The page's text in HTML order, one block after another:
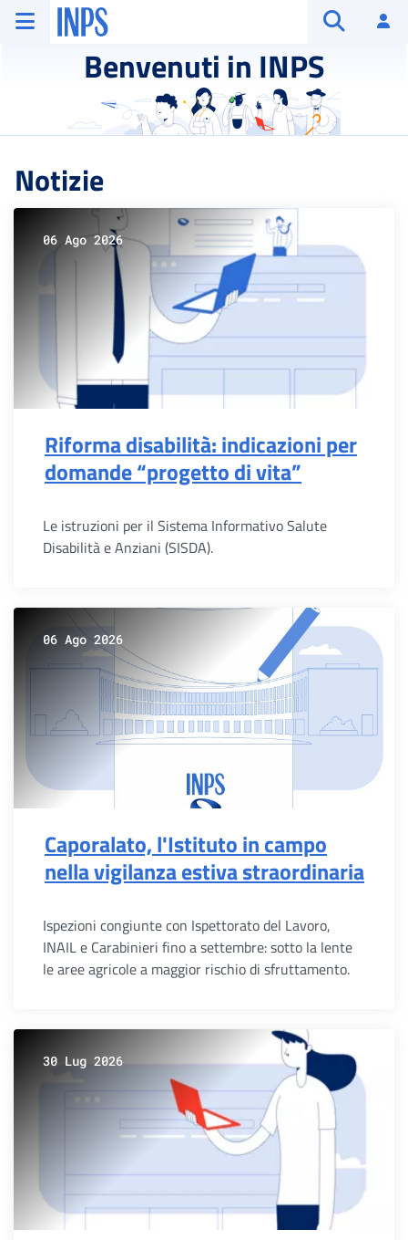
Vai al menu principale
Vai al contenuto principale
Vai al pie' di pagina
INPS ()
Benvenuti in INPS
Notizie
06 Ago 2026
Riforma disabilità: indicazioni per
domande “progetto di vita”
Le istruzioni per il Sistema Informativo Salute
Disabilità e Anziani (SISDA).
06 Ago 2026
Caporalato, l'Istituto in campo
nella vigilanza estiva straordinaria
Ispezioni congiunte con Ispettorato del Lavoro,
INAIL e Carabinieri fino a settembre: sotto la lente
le aree agricole a maggior rischio di sfruttamento.
30 Lug 2026